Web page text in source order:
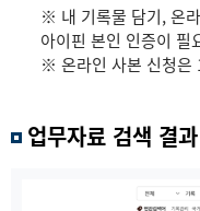
※ 내 기록물 담기, 온
아이핀 본인 인증이 필
※ 온라인 사본 신청은
업무자료 검색 결과